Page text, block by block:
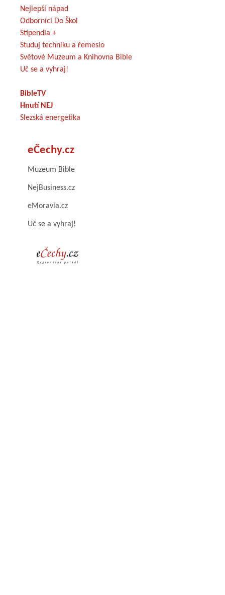
Nejlepší nápad
Odborníci Do Škol
Stipendia +
Studuj techniku a řemeslo
Světové Muzeum a Knihovna Bible
Uč se a vyhraj!
BibleTV
Hnutí NEJ
Slezská energetika
eČechy.cz
Muzeum Bible
NejBusiness.cz
eMoravia.cz
Uč se a vyhraj!